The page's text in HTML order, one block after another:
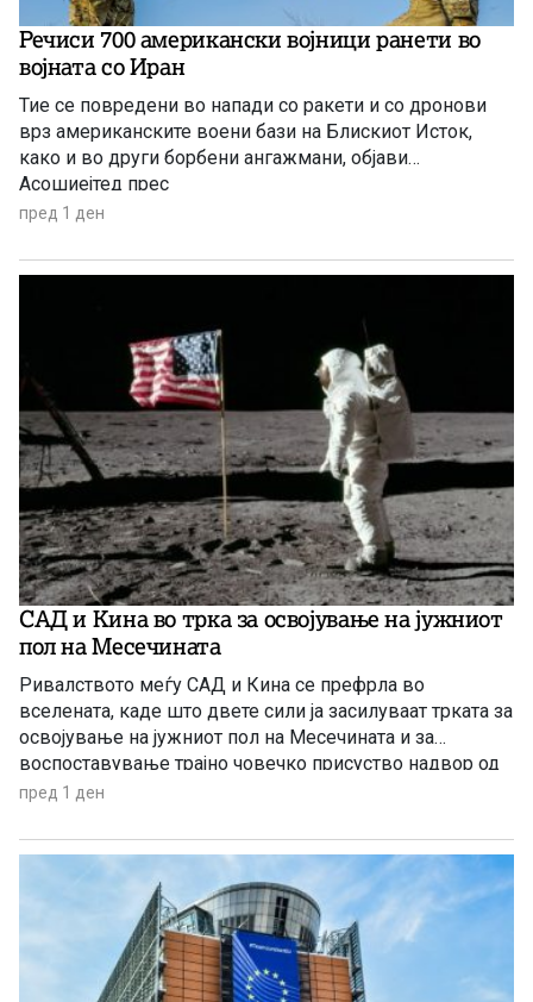
Речиси 700 американски војници ранети во
војната со Иран
Тие се повредени во напади со ракети и со дронови
врз американските воени бази на Блискиот Исток,
како и во други борбени ангажмани, објави
Асошиејтед прес
пред 1 ден
САД и Кина во трка за освојување на јужниот
пол на Месечината
Ривалството меѓу САД и Кина се префрла во
вселената, каде што двете сили ја засилуваат трката за
освојување на јужниот пол на Месечината и за
воспоставување трајно човечко присуство надвор од
Земјата.
пред 1 ден